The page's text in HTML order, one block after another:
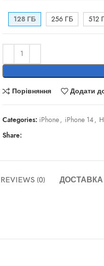
128 ГБ 256 ГБ 512
Порівняння Додати
Categories: iPhone, iPhone 14,
Share:
REVIEWS (0) ДОСТАВКА